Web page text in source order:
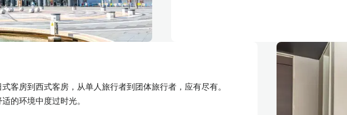
客房到西式客房，从单人旅行者到团体旅行者，应有尽有。
的环境中度过时光。